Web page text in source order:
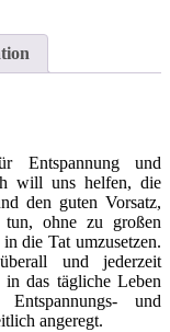
Entspannung und
will uns helfen, die
den guten Vorsatz,
ohne zu großen
die Tat umzusetzen.
und jederzeit
das tägliche Leben
und
angeregt.